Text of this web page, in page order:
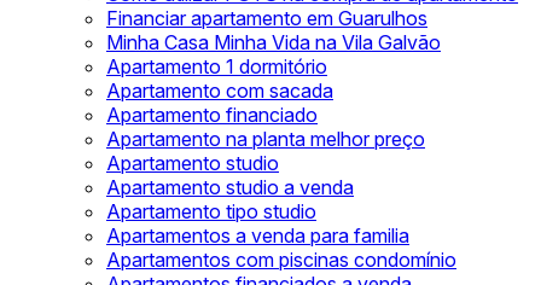
Financiar apartamento em Guarulhos
Minha Casa Minha Vida na Vila Galvão
Apartamento 1 dormitório
Apartamento com sacada
Apartamento financiado
Apartamento na planta melhor preço
Apartamento studio
Apartamento studio a venda
Apartamento tipo studio
Apartamentos a venda para familia
Apartamentos com piscinas condomínio